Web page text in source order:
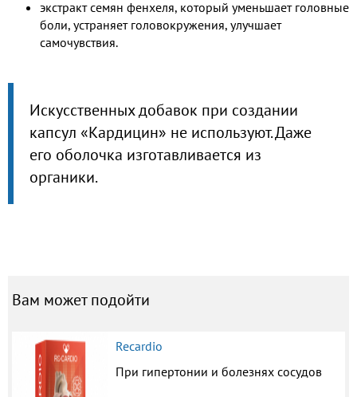
экстракт семян фенхеля, который уменьшает головные
боли, устраняет головокружения, улучшает
самочувствия.
Искусственных добавок при создании
капсул «Кардицин» не используют. Даже
его оболочка изготавливается из
органики.
Вам может подойти
Recardio
При гипертонии и болезнях сосудов